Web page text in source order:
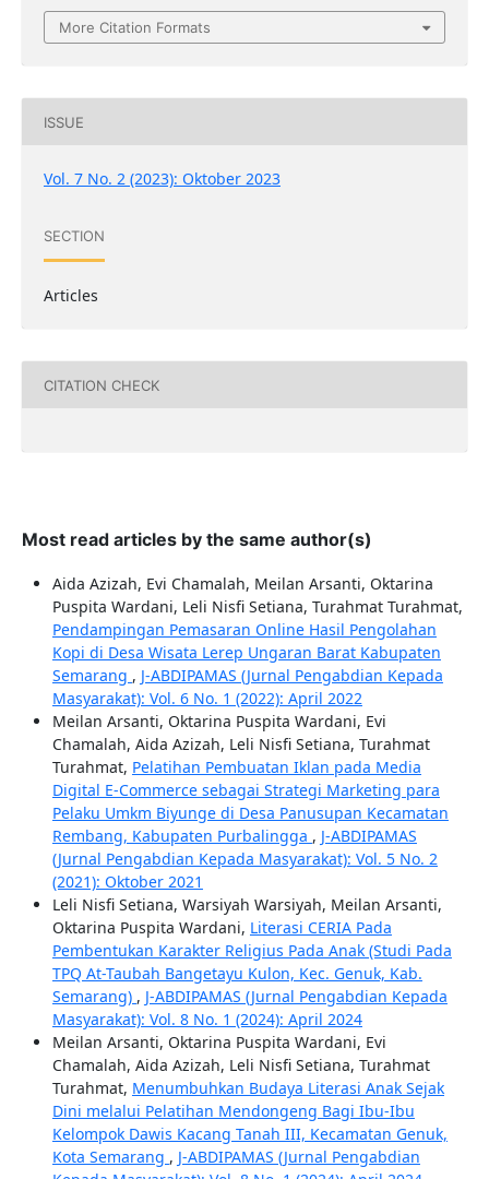
More Citation Formats
ISSUE
Vol. 7 No. 2 (2023): Oktober 2023
SECTION
Articles
CITATION CHECK
Most read articles by the same author(s)
Aida Azizah, Evi Chamalah, Meilan Arsanti, Oktarina
Puspita Wardani, Leli Nisfi Setiana, Turahmat Turahmat,
Pendampingan Pemasaran Online Hasil Pengolahan
Kopi di Desa Wisata Lerep Ungaran Barat Kabupaten
Semarang , J-ABDIPAMAS (Jurnal Pengabdian Kepada
Masyarakat): Vol. 6 No. 1 (2022): April 2022
Meilan Arsanti, Oktarina Puspita Wardani, Evi
Chamalah, Aida Azizah, Leli Nisfi Setiana, Turahmat
Turahmat, Pelatihan Pembuatan Iklan pada Media
Digital E-Commerce sebagai Strategi Marketing para
Pelaku Umkm Biyunge di Desa Panusupan Kecamatan
Rembang, Kabupaten Purbalingga , J-ABDIPAMAS
(Jurnal Pengabdian Kepada Masyarakat): Vol. 5 No. 2
(2021): Oktober 2021
Leli Nisfi Setiana, Warsiyah Warsiyah, Meilan Arsanti,
Oktarina Puspita Wardani, Literasi CERIA Pada
Pembentukan Karakter Religius Pada Anak (Studi Pada
TPQ At-Taubah Bangetayu Kulon, Kec. Genuk, Kab.
Semarang) , J-ABDIPAMAS (Jurnal Pengabdian Kepada
Masyarakat): Vol. 8 No. 1 (2024): April 2024
Meilan Arsanti, Oktarina Puspita Wardani, Evi
Chamalah, Aida Azizah, Leli Nisfi Setiana, Turahmat
Turahmat, Menumbuhkan Budaya Literasi Anak Sejak
Dini melalui Pelatihan Mendongeng Bagi Ibu-Ibu
Kelompok Dawis Kacang Tanah III, Kecamatan Genuk,
Kota Semarang , J-ABDIPAMAS (Jurnal Pengabdian